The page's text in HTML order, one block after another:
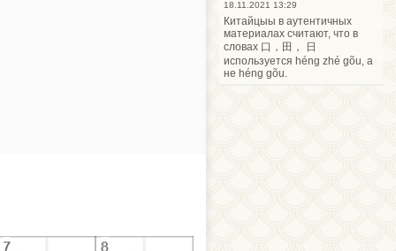
18.11.2021 13:29
Китайцыы в аутентичных
материалах считают, что в
словах 口，田， 日
используется héng zhé gõu, а
не héng gõu.